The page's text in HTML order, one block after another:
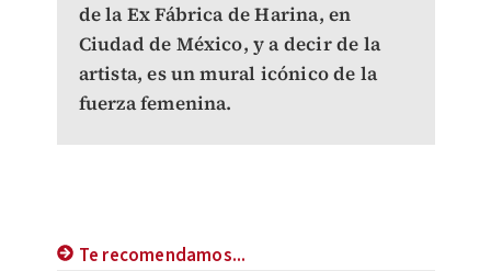
de la Ex Fábrica de Harina, en
Ciudad de México, y a decir de la
artista, es un mural icónico de la
fuerza femenina.
Te recomendamos...